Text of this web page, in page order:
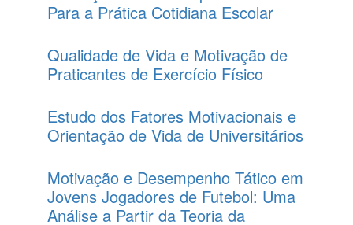
Para a Prática Cotidiana Escolar
Qualidade de Vida e Motivação de
Praticantes de Exercício Físico
Estudo dos Fatores Motivacionais e
Orientação de Vida de Universitários
Motivação e Desempenho Tático em
Jovens Jogadores de Futebol: Uma
Análise a Partir da Teoria da